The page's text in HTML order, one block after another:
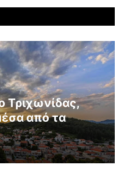
Τριχωνίδας,
από τα